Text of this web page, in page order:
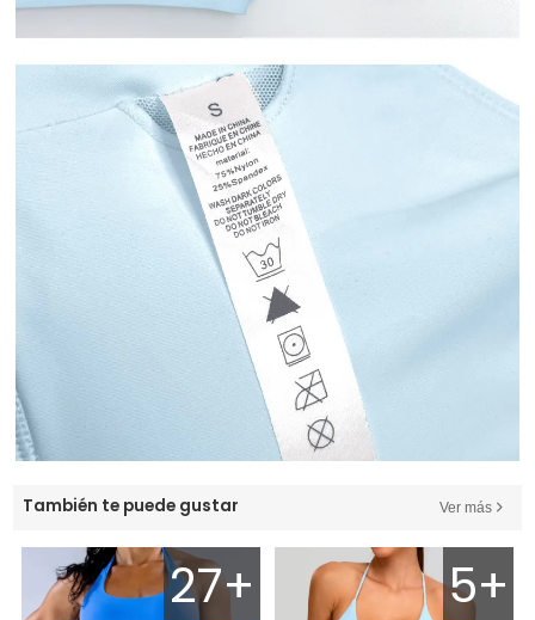
También te puede gustar Ver más
27+ 5+